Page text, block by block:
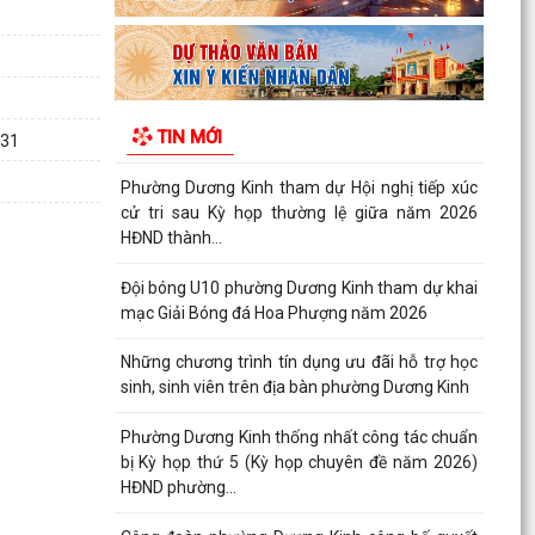
TIN MỚI
hoạch thu hồi đất thực hiện Dự án khu tái định
cư 2,7...
PHƯỜNG DƯƠNG KINH DUY TRÌ HIỆU QUẢ MÔ
5 HẰNG TUẦN”
Phường Dương Kinh tham dự Hội nghị tiếp xúc
cử tri sau Kỳ họp thường lệ giữa năm 2026
HĐND thành...
Đội bóng U10 phường Dương Kinh tham dự khai
mạc Giải Bóng đá Hoa Phượng năm 2026
Những chương trình tín dụng ưu đãi hỗ trợ học
sinh, sinh viên trên địa bàn phường Dương Kinh
Phường Dương Kinh thống nhất công tác chuẩn
bị Kỳ họp thứ 5 (Kỳ họp chuyên đề năm 2026)
HĐND phường...